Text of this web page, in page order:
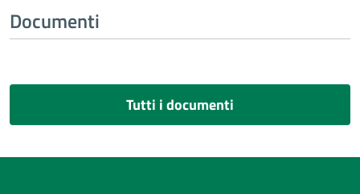
Documenti
Tutti i documenti